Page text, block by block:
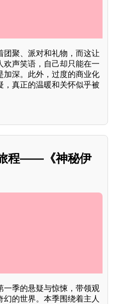
团聚、派对和礼物，而这让
欢声笑语，自己却只能在一
加深。此外，过度的商业化
，真正的温暖和关怀似乎被
程——《神秘伊
一季的悬疑与惊悚，带领观
的世界。本季围绕着主人